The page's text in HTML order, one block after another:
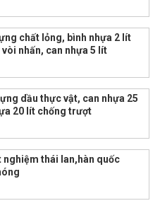
chất lỏng, bình nhựa 2 lít
nhấn, can nhựa 5 lít
dầu thực vật, can nhựa 25
20 lít chống trượt
nghiệm thái lan,hàn quốc